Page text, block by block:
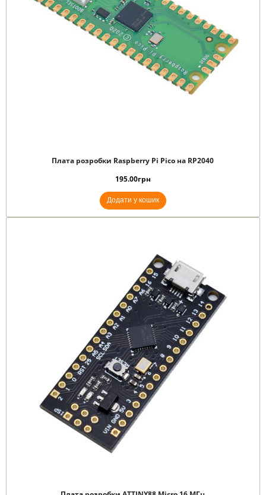
Плата розробки Raspberry Pi Pico на RP2040
195.00грн
Додати у кошик